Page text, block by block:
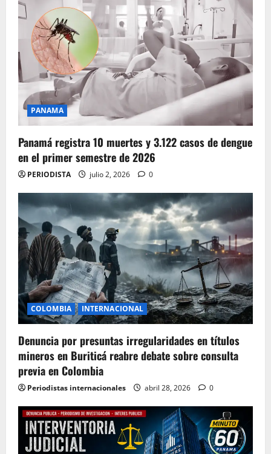
PANAMA
Panamá registra 10 muertes y 3.122 casos de dengue
en el primer semestre de 2026
PERIODISTA julio 2, 2026 0
COLOMBIA INTERNACIONAL
Denuncia por presuntas irregularidades en títulos
mineros en Buriticá reabre debate sobre consulta
previa en Colombia
Periodistas internacionales abril 28, 2026 0